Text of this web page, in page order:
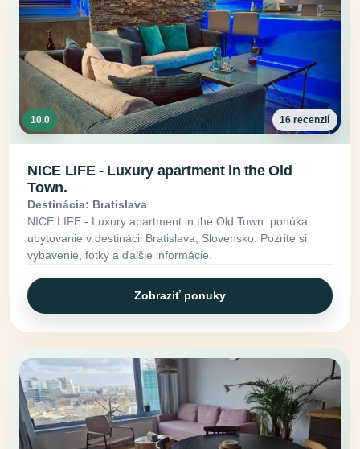
10.0 16 recenzií
NICE LIFE - Luxury apartment in the Old
Town.
Destinácia: Bratislava
NICE LIFE - Luxury apartment in the Old Town. ponúka
ubytovanie v destinácii Bratislava, Slovensko. Pozrite si
vybavenie, fotky a ďalšie informácie.
Zobraziť ponuky